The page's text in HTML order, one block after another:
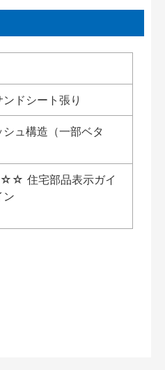
ンドシート張り
シュ構造（一部ベタ
住宅部品表示ガイ
ン